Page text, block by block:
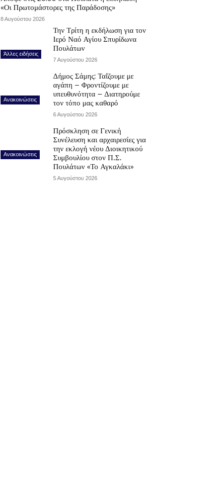
«Οι Πρωτομάστορες της Παράδοσης»
8 Αυγούστου 2026
Άλλες ειδήσεις
Την Τρίτη η εκδήλωση για τον
Ιερό Ναό Αγίου Σπυρίδωνα
Πουλάτων
7 Αυγούστου 2026
Ανακοινώσεις
Δήμος Σάμης: Ταΐζουμε με
αγάπη – Φροντίζουμε με
υπευθυνότητα – Διατηρούμε
τον τόπο μας καθαρό
6 Αυγούστου 2026
Ανακοινώσεις
Πρόσκληση σε Γενική
Συνέλευση και αρχαιρεσίες για
την εκλογή νέου Διοικητικού
Συμβουλίου στον Π.Σ.
Πουλάτων «Το Αγκαλάκι»
5 Αυγούστου 2026